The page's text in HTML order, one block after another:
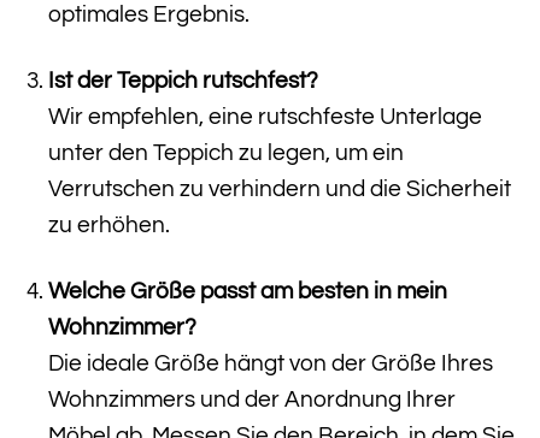
optimales Ergebnis.
Ist der Teppich rutschfest?
Wir empfehlen, eine rutschfeste Unterlage
unter den Teppich zu legen, um ein
Verrutschen zu verhindern und die Sicherheit
zu erhöhen.
Welche Größe passt am besten in mein
Wohnzimmer?
Die ideale Größe hängt von der Größe Ihres
Wohnzimmers und der Anordnung Ihrer